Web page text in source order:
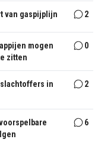
van gaspijplijn 2
mogen
zitten
0
in
2
6